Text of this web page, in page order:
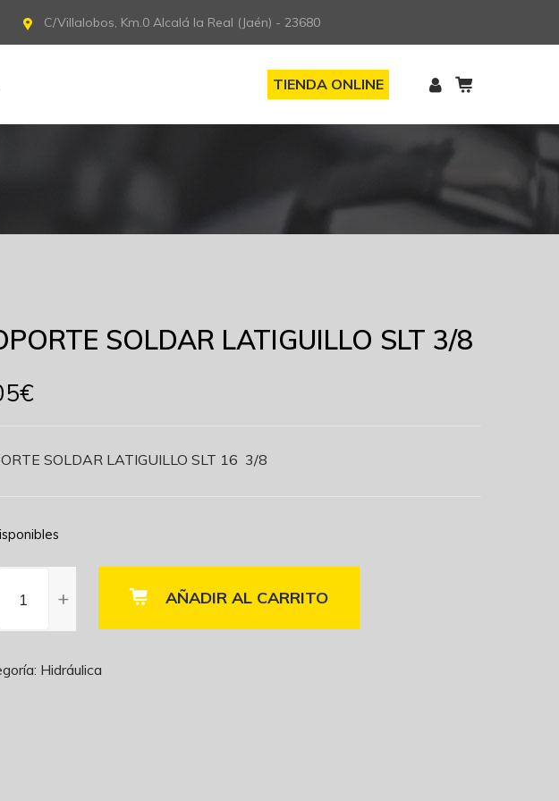
C/Villalobos, Km.0 Alcalá la Real (Jaén) - 23680
TIENDA ONLINE
SOLDAR LATIGUILLO SLT 3/8
€
SOLDAR LATIGUILLO SLT 16 3/8
AÑADIR AL CARRITO
Hidráulica